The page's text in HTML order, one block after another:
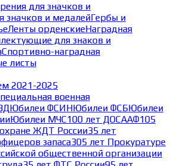
для значков и
значков и медалейГербы и
Ленты орденскиеНаградная
для знаков и
Спортивно-наградная
листы
2021-2025
военная
Юбилеи ФСИНЮбилеи ФСБЮбилеи
Юбилеи МЧС100 лет ДОСААФ105
ЖДТ России35 лет
запаса305 лет Прокуратуре
общественной организации